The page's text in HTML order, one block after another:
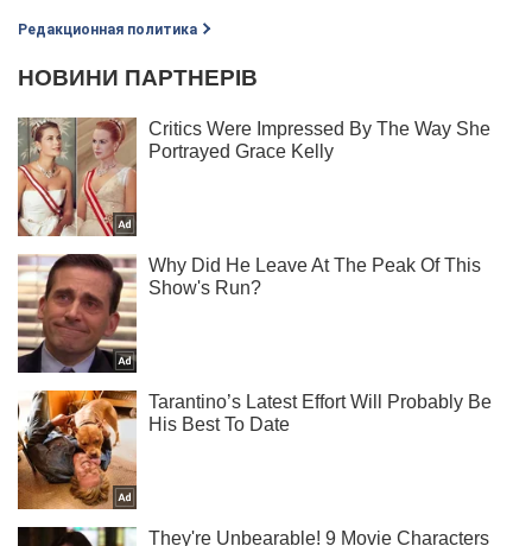
Редакционная политика